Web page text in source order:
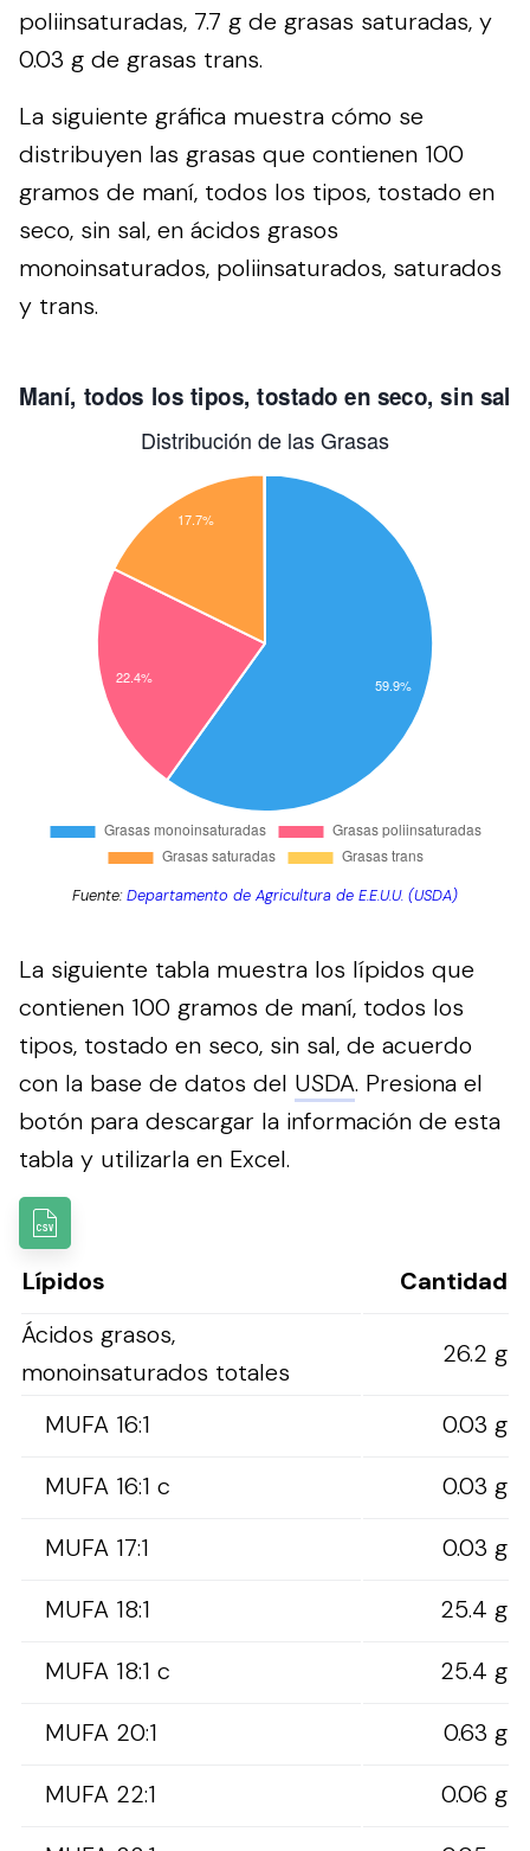
poliinsaturadas, 7.7 g de grasas saturadas, y
0.03 g de grasas trans.
La siguiente gráfica muestra cómo se
distribuyen las grasas que contienen 100
gramos de maní, todos los tipos, tostado en
seco, sin sal, en ácidos grasos
monoinsaturados, poliinsaturados, saturados
y trans.
Fuente:Departamento de Agricultura de E.E.U.U. (USDA)
La siguiente tabla muestra los lípidos que
contienen 100 gramos de maní, todos los
tipos, tostado en seco, sin sal, de acuerdo
con la base de datos del USDA. Presiona el
botón para descargar la información de esta
tabla y utilizarla en Excel.
Lípidos
Cantidad
Ácidos grasos,
monoinsaturados totales
26.2 g
MUFA 16:1
0.03 g
MUFA 16:1 c
0.03 g
MUFA 17:1
0.03 g
MUFA 18:1
25.4 g
MUFA 18:1 c
25.4 g
MUFA 20:1
0.63 g
MUFA 22:1
0.06 g